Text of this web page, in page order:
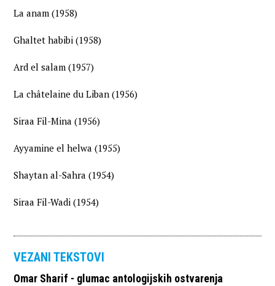
La anam (1958)
Ghaltet habibi (1958)
Ard el salam (1957)
La châtelaine du Liban (1956)
Siraa Fil-Mina (1956)
Ayyamine el helwa (1955)
Shaytan al-Sahra (1954)
Siraa Fil-Wadi (1954)
VEZANI TEKSTOVI
Omar Sharif - glumac antologijskih ostvarenja